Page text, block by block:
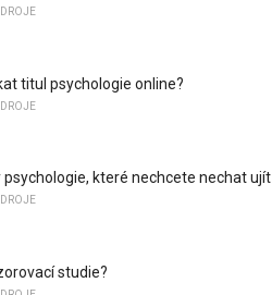
titul psychologie online?
psychologie, které nechcete nechat ujít
studie?